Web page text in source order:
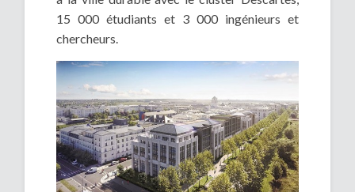
15 000 étudiants et 3 000 ingénieurs et
chercheurs.